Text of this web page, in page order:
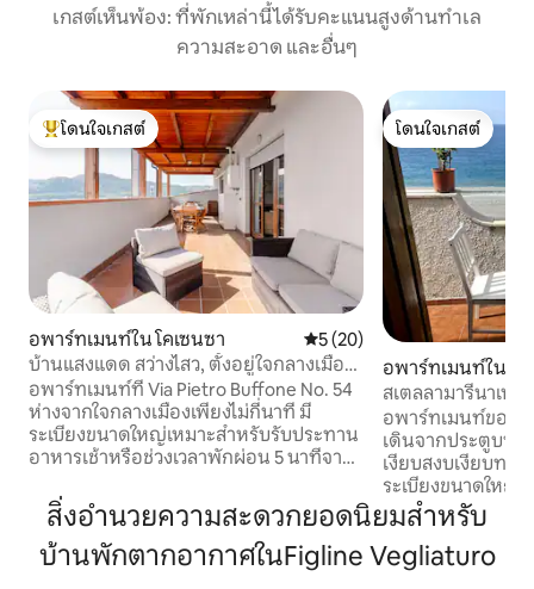
เกสต์เห็นพ้อง: ที่พักเหล่านี้ได้รับคะแนนสูงด้านทำเล
ความสะอาด และอื่นๆ
โดนใจเกสต์ที่สุด
โดนใจเกสต์
อพาร์ทเมนท์ใน โคเซนซา คะแนนเฉลี่ย 5 จาก 5, 20 รีวิว
5 (20)
บ้านแสงแดด สว่างไสว, ตั้งอยู่ใจกลางเมือง,
ของคุณ
อพาร์ทเมนท์ที่ Via Pietro Buffone No. 54
ห่างจากใจกลางเมืองเพียงไม่กี่นาที มี
ระเบียงขนาดใหญ่เหมาะสำหรับรับประทาน
อาหารเช้าหรือช่วงเวลาพักผ่อน 5 นาทีจาก
ถนนหลักของเมืองคอร์โซ มาซซินี วิว
สะพานคาลาตราวา มีที่จอดรถส่วนตัวและ
ฟรีในอาคาร (ที่จอดรถพร้อมที่กั้นและ
กล้อง) และสิ่งอำนวยความสะดวกทั้งหมด:
โดนใจเกสต์
โดนใจเกสต์
อพาร์ทเมนท์ใน
abro
สเตลลามารีนาเทอ
อพาร์ทเมนท์ของ
เดินจากประตูบน
เงียบสงบเงียบทะ
ระเบียงขนาดใหญ่
อาหารเย็นหรือเ
หน้าไปทางวิวทะเ
อากาศ wi-fi เตียง
อุปกรณ์ครบครันเ
สิ่งอำนวยความสะดวกยอดนิยมสำหรับ
บ้านพักตากอากาศในFigline Vegliaturo